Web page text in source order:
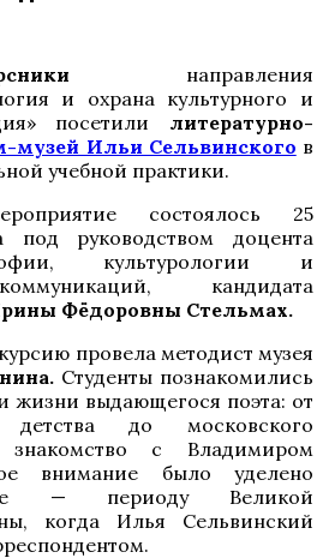
направления
и охрана культурного и
посетили литературно-
музей Ильи Сельвинского в
учебной практики.
состоялось 25
под руководством доцента
культурологии и
кандидата
Фёдоровны Стельмах.
провела методист музея
Студенты познакомились
жизни выдающегося поэта: от
детства до московского
знакомство с Владимиром
внимание было уделено
— периоду Великой
когда Илья Сельвинский